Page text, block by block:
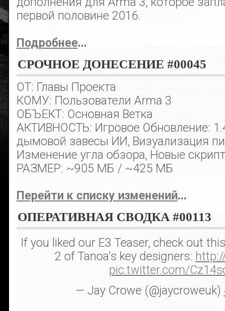
первой половине 2016.
Подробнее...
СРОЧНОЕ ДОНЕСЕНИЕ #00045
ОТ: Главы Проекта
КОМУ: Пользователи Arma 3
ОБЪЕКТ: Основная Ветка
АКТИВНОСТЬ: Игровое Обновление:
дымовой завесы ИИ, Визуализация
Изменение угла обзора, Новые
РАЗМЕР: ~905 МБ / ~425 МБ
Перейти к списку изменений...
ОПЕРАТИВНАЯ СВОДКА #00113
If you liked our E3 Teaser, check out
2 of Tanoa's key designers:
pic.twitter.com/
— Jay Crowe (@jaycroweuk)